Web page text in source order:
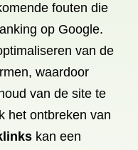
fouten die
op Google.
van de
waardoor
van de site te
het ontbreken van
kan een